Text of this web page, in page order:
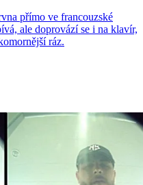
přímo ve francouzské
ale doprovází se i na klavír,
ráz.